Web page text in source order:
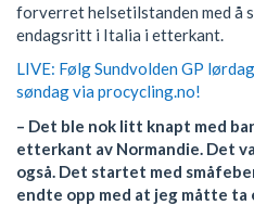
forverret helsetilstanden med å
endagsritt i Italia i etterkant.
LIVE: Følg Sundvolden GP
søndag via procycling.no!
– Det ble nok litt knapt med
etterkant av Normandie. Det
også. Det startet med
endte opp med at jeg måtte